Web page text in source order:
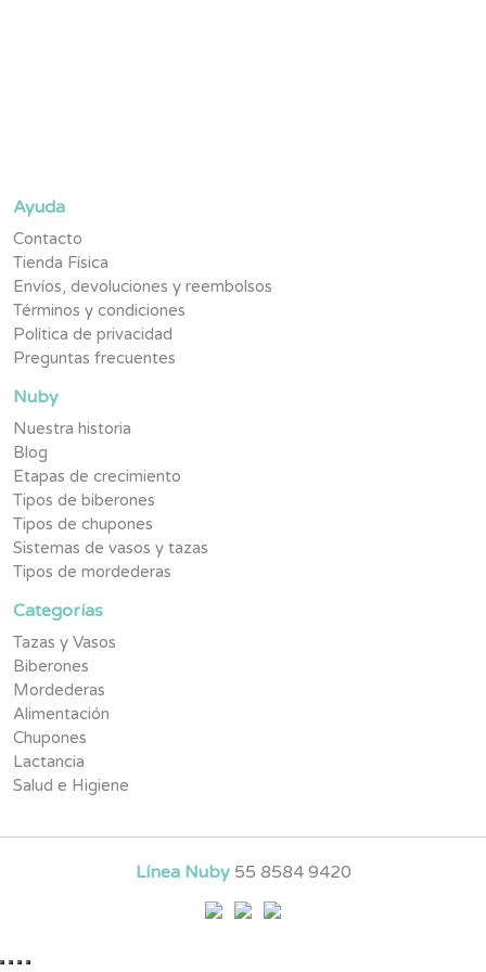
Ayuda
Contacto
Tienda Física
Envíos, devoluciones y reembolsos
Términos y condiciones
Política de privacidad
Preguntas frecuentes
Nuby
Nuestra historia
Blog
Etapas de crecimiento
Tipos de biberones
Tipos de chupones
Sistemas de vasos y tazas
Tipos de mordederas
Categorías
Tazas y Vasos
Biberones
Mordederas
Alimentación
Chupones
Lactancia
Salud e Higiene
Línea Nuby 55 8584 9420